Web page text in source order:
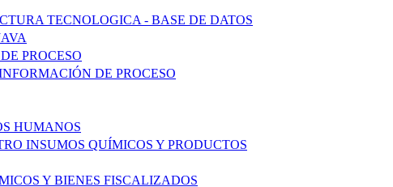
TECNOLOGICA - BASE DE DATOS
PROCESO
DE PROCESO
HUMANOS
INSUMOS QUÍMICOS Y PRODUCTOS
Y BIENES FISCALIZADOS